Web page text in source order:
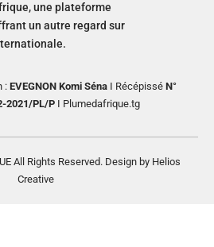
une plateforme
un autre regard sur
: EVEGNON Komi SénaI RécépisséN°
2021/PL/PI Plumedafrique.tg
All Rights Reserved. Design by Helios
Creative